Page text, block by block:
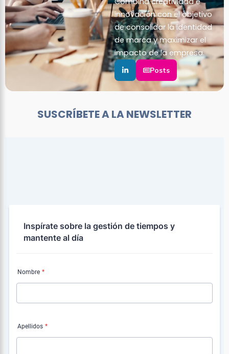
innovación con el objetivo
de consolidar la identidad
de marca y maximizar el
impacto de la empresa.
Posts
SUSCRÍBETE A LA NEWSLETTER